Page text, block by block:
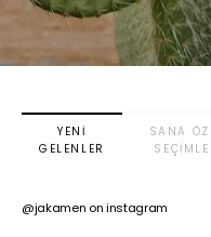
YENI
GELENLER
SANA
@jakamen on instagram